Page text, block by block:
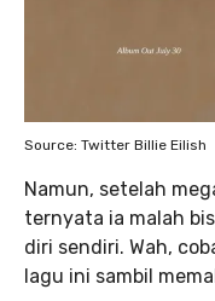
Source: Twitter Billie Eilish
Namun, setelah
ternyata ia malah
diri sendiri. Wah,
lagu ini sambil